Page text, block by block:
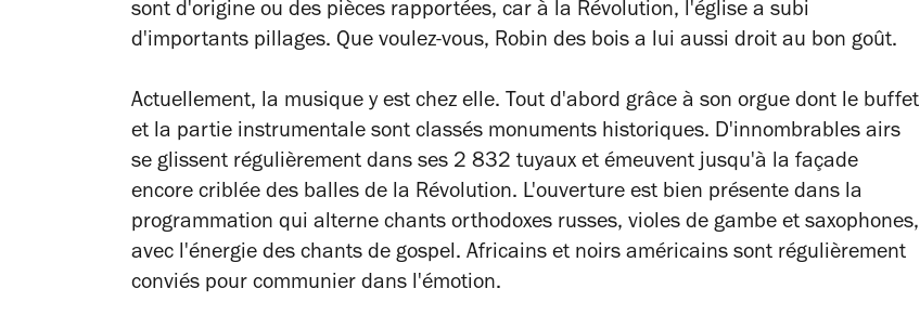
sont d'origine ou des pièces rapportées, car à la Révolution, l'église a subi
d'importants pillages. Que voulez-vous, Robin des bois a lui aussi droit au bon goût.
Actuellement, la musique y est chez elle. Tout d'abord grâce à son orgue dont le buffet
et la partie instrumentale sont classés monuments historiques. D'innombrables airs
se glissent régulièrement dans ses 2 832 tuyaux et émeuvent jusqu'à la façade
encore criblée des balles de la Révolution. L'ouverture est bien présente dans la
programmation qui alterne chants orthodoxes russes, violes de gambe et saxophones,
avec l'énergie des chants de gospel. Africains et noirs américains sont régulièrement
conviés pour communier dans l'émotion.